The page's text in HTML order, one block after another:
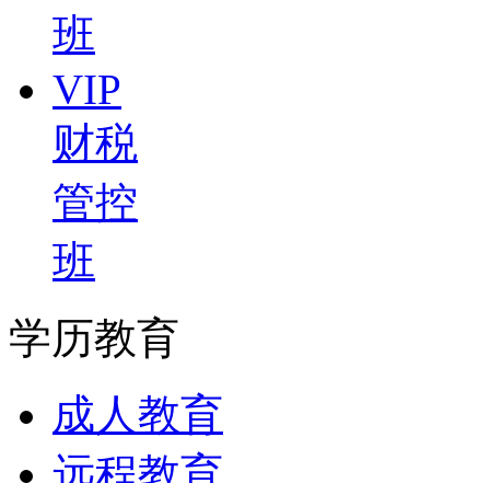
班
VIP
财税
管控
班
学历教育
成人教育